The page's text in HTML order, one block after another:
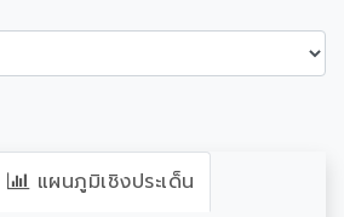
แผนภูมิเชิงประเด็น